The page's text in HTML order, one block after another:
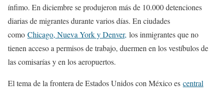
ínfimo. En diciembre se produjeron más de 10.000 detenciones
diarias de migrantes durante varios días. En ciudades
como Chicago, Nueva York y Denver, los inmigrantes que no
tienen acceso a permisos de trabajo, duermen en los vestíbulos de
las comisarías y en los aeropuertos.
El tema de la frontera de Estados Unidos con México es central